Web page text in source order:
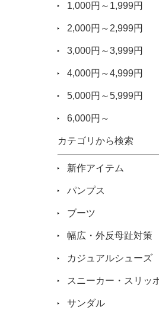
1,000円～1,999円
2,000円～2,999円
3,000円～3,999円
4,000円～4,999円
5,000円～5,999円
6,000円～
カテゴリから検索
新作アイテム
パンプス
ブーツ
幅広・外反母趾対策
カジュアルシューズ
スニーカー・スリッ
サンダル